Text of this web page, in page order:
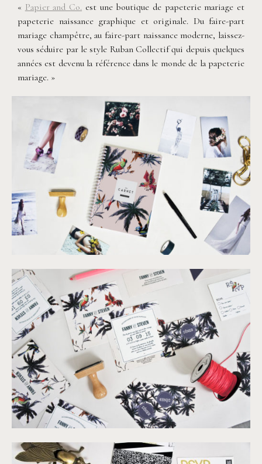
« Papier and Co. est une boutique de papeterie mariage et
papeterie naissance graphique et originale. Du faire-part
mariage champêtre, au faire-part naissance moderne, laissez-
vous séduire par le style Ruban Collectif qui depuis quelques
années est devenu la référence dans le monde de la papeterie
mariage. »